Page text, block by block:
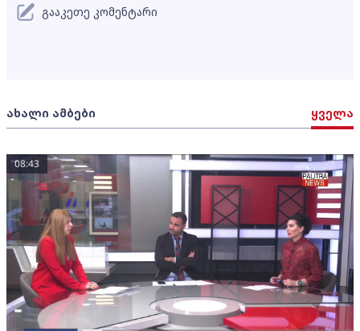
ახალი ამბები ყველა
08:43
გააკეთე კომენტარი